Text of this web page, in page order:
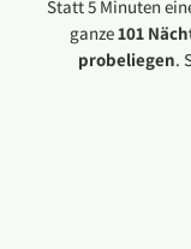
Statt 5 Minuten
ganze101
probeliegen.